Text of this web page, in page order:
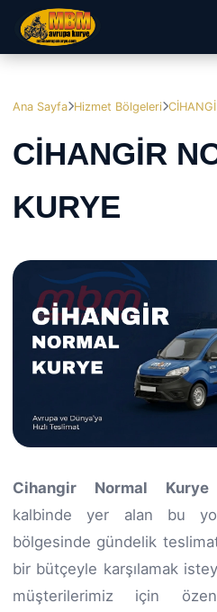
Ana Sayfa Hizmet Bölgeleri
CİHANGİR
KURYE
Cihangir Normal Kurye
kalbinde yer alan bu
bölgesinde gündelik
bir bütçeyle karşılamak
müşterilerimiz için